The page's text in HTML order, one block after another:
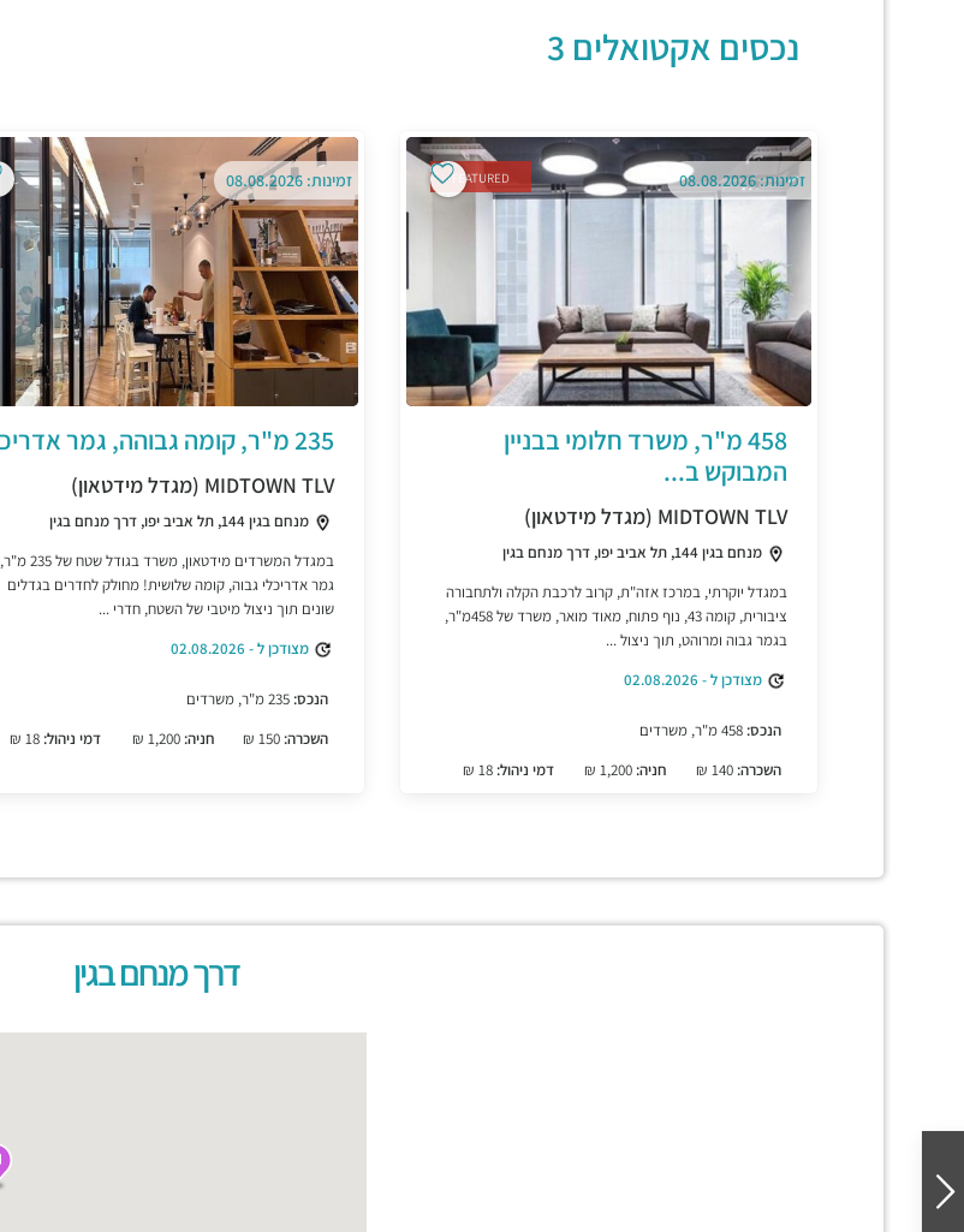
נכסים אקטואלים 3
זמינות: 08.08.2026 FEATURED
458 מ"ר, משרד חלומי בבניין
המבוקש ב...
MIDTOWN TLV (מגדל מידטאון)
מנחם בגין 144, תל אביב יפו, דרך מנחם בגין
במגדל יוקרתי, במרכז אזה"ת, קרוב לרכבת הקלה ולתחבורה
ציבורית, קומה 43, נוף פתוח, מאוד מואר, משרד של 458מ"ר,
בגמר גבוה ומרוהט, תוך ניצול ...
מצודכן ל - 02.08.2026
הנכס:
השכרה:
חניה: דמי ניהול: 18 ₪
זמינות: 08.08.2026
235 מ"ר, קומה גבוהה, גמר אדריכלי
MIDTOWN TLV (מגדל מידטאון)
מנחם בגין 144, תל אביב יפו, דרך מנחם בגין
במגדל המשרדים מידטאון, משרד בגודל שטח של 235 מ"ר,
גמר אדריכלי גבוה, קומה שלושית! מחולק לחדרים בגדלים
שונים תוך ניצול מיטבי של השטח, חדרי ...
מצודכן ל - 02.08.2026
הנכס:
השכרה:
חניה: 1,200 ₪ דמי ניהול: 18 ₪
דרך מנחם בגין